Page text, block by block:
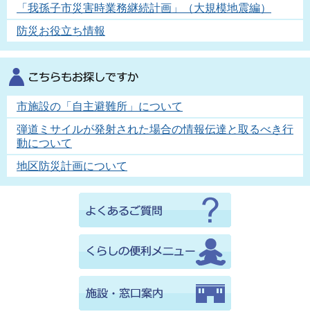
「我孫子市災害時業務継続計画」（大規模地震編）
防災お役立ち情報
市施設の「自主避難所」について
弾道ミサイルが発射された場合の情報伝達と取るべき行
動について
地区防災計画について